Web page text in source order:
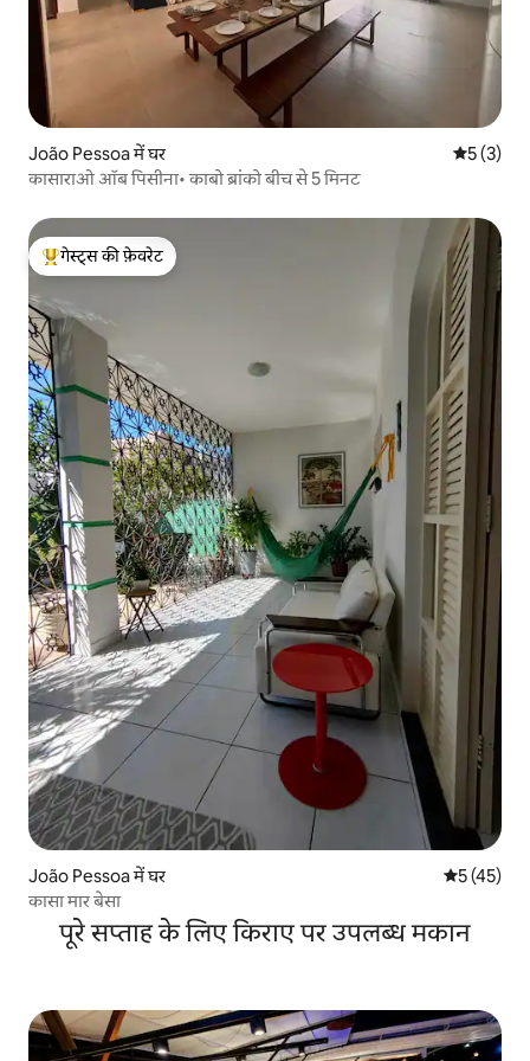
João Pessoa में घर औसत रेटिंग
5 (3)
कासाराओ ऑब पिसीना• काबो ब्रांको बीच से 5 मिनट
गेस्ट्स का टॉप फ़ेवरेट
गेस्ट्स की फ़ेवरेट
João Pessoa में घर औसत रेटिंग
5 (45)
कासा मार बेसा
पूरे सप्ताह के लिए किराए पर उपलब्ध मकान